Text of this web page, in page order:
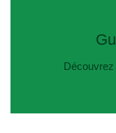
Découvrez